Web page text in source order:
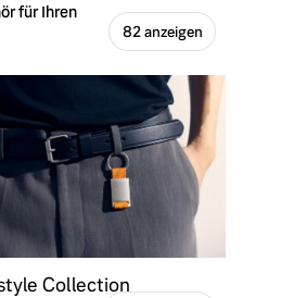
für Ihren
82 anzeigen
Collection